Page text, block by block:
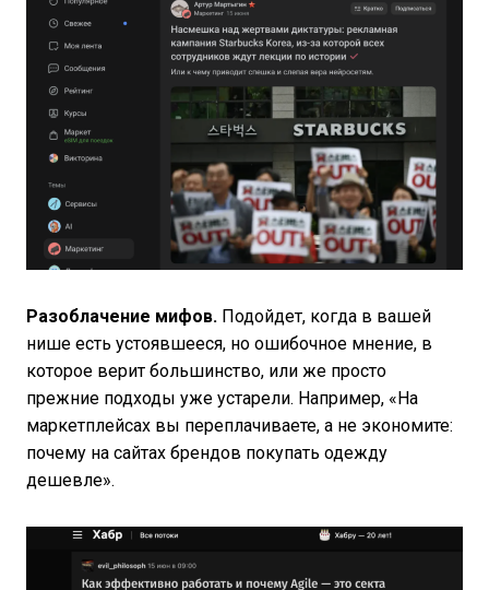
Разоблачение мифов. Подойдет, когда в вашей
нише есть устоявшееся, но ошибочное мнение, в
которое верит большинство, или же просто
прежние подходы уже устарели. Например, «На
маркетплейсах вы переплачиваете, а не экономите:
почему на сайтах брендов покупать одежду
дешевле».